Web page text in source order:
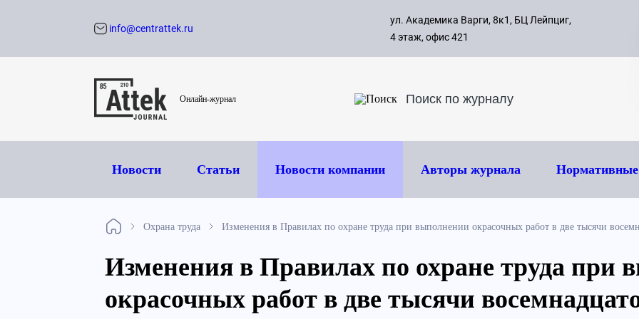
с 09:00
8 495
info@centrattek.ru
ул. Академика Варги, 8к1, БЦ Лейпциг,
4 этаж, офис 421
Онлайн-журнал
Новости Статьи Новости компании Авторы журнала
Охрана труда Изменения в Правилах по охране труда при выполнении окрасочных работ в две тысячи
Изменения в Правилах по охране труда при
окрасочных работ в две тысячи